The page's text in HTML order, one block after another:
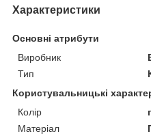
Характеристики
Основні атрибути
Виробник
Тип
Користувальницькі
Колір
Матеріал